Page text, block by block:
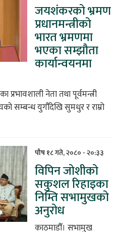
जयशंकरको भ्रमण
प्रधानमन्त्रीको
भारत भ्रमणमा
भएका सम्झौता
कार्यान्वयनमा
प्रभावशाली नेता तथा पूर्वमन्त्री
सम्बन्ध युगौँदेखि सुमधुर र राम्रो
पौष १८ गते, २०८० - २०:३३
विपिन जोशीको
सकुशल रिहाइका
निम्ति सभामुखको
अनुरोध
काठमाडौँ। सभामुख